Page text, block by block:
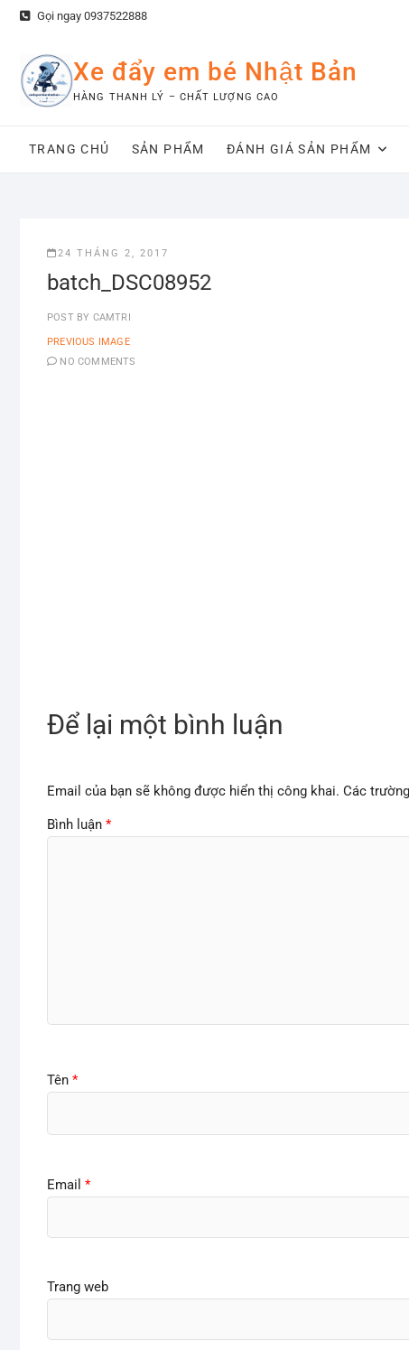
Skip
content
Gọi ngay 0937522888
Xe đẩy em bé Nhật Bản
HÀNG THANH LÝ – CHẤT LƯỢNG CAO
TRANG CHỦ SẢN PHẨM ĐÁNH GIÁ SẢN PHẨM
24 THÁNG 2, 2017
batch_DSC08952
POST BY CAMTRI
PREVIOUS IMAGE
NO COMMENTS
Để lại một bình luận
Email của bạn sẽ không được hiển thị công khai. Các
Bình luận *
Tên *
Email *
Trang web